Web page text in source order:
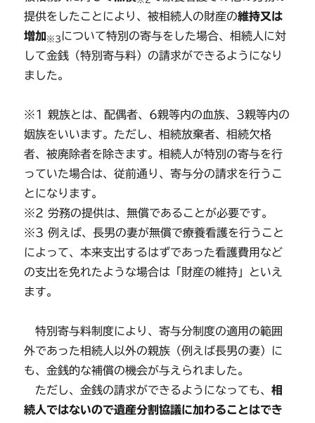
提供をしたことにより、被相続人の財産の維持又は
増加※3 について特別の寄与をした場合、相続人に対
して金銭（特別寄与料）の請求ができるようになり
ました。
※1 親族とは、配偶者、6親等内の血族、3親等内の
姻族をいいます。ただし、相続放棄者、相続欠格
者、被廃除者を除きます。相続人が特別の寄与を行
っていた場合は、従前通り、寄与分の請求を行うこ
とになります。
※2 労務の提供は、無償であることが必要です。
※3 例えば、長男の妻が無償で療養看護を行うこと
によって、本来支出するはずであった看護費用など
の支出を免れたような場合は「財産の維持」といえ
ます。
特別寄与料制度により、寄与分制度の適用の範囲
外であった相続人以外の親族（例えば長男の妻）に
も、金銭的な補償の機会が与えられました。
ただし、金銭の請求ができるようになっても、相
続人ではないので遺産分割協議に加わることはでき